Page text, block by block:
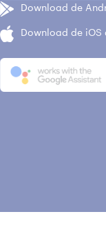
Download de
Download de iOS